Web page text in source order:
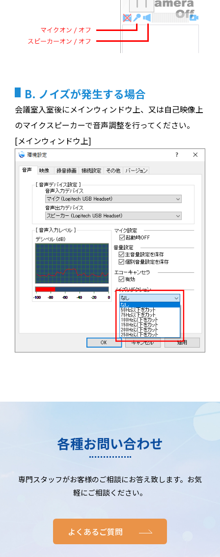
B. ノイズが発生する場合
会議室入室後にメインウィンドウ上、又は自己映像上
のマイクスピーカーで音声調整を行ってください。
[メインウィンドウ上]
各種お問い合わせ
専門スタッフがお客様のご相談にお答え致します。お気
軽にご相談ください。
よくあるご質問